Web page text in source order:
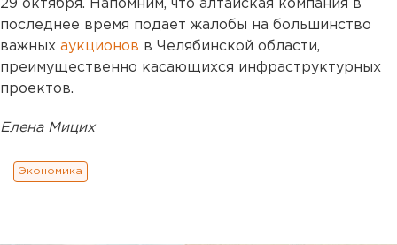
29 октября. Напомним, что алтайская компания в
последнее время подает жалобы на большинство
важных аукционов в Челябинской области,
преимущественно касающихся инфраструктурных
проектов.
Елена Мицих
Экономика